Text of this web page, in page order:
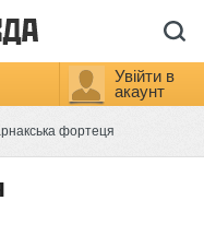
Увійти в
акаунт
фортеця